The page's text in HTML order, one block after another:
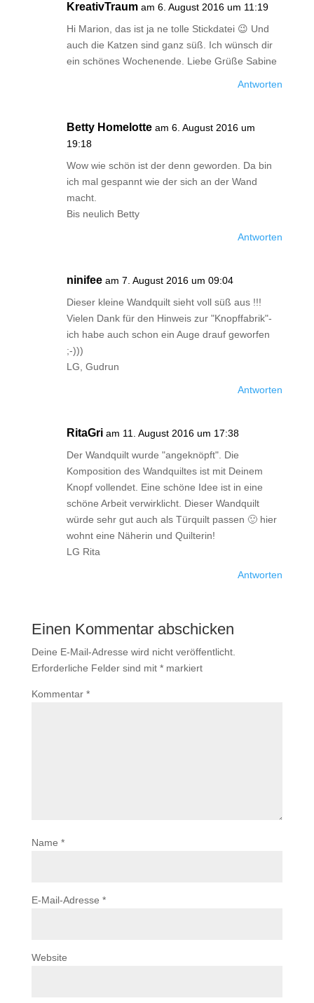
KreativTraum am 6. August 2016 um 11:19
Hi Marion, das ist ja ne tolle Stickdatei 😉 Und
auch die Katzen sind ganz süß. Ich wünsch dir
ein schönes Wochenende. Liebe Grüße Sabine
Antworten
Betty Homelotte am 6. August 2016 um
19:18
Wow wie schön ist der denn geworden. Da bin
ich mal gespannt wie der sich an der Wand
macht.
Bis neulich Betty
Antworten
ninifee am 7. August 2016 um 09:04
Dieser kleine Wandquilt sieht voll süß aus !!!
Vielen Dank für den Hinweis zur "Knopffabrik"-
ich habe auch schon ein Auge drauf geworfen
;-)))
LG, Gudrun
Antworten
RitaGri am 11. August 2016 um 17:38
Der Wandquilt wurde "angeknöpft". Die
Komposition des Wandquiltes ist mit Deinem
Knopf vollendet. Eine schöne Idee ist in eine
schöne Arbeit verwirklicht. Dieser Wandquilt
würde sehr gut auch als Türquilt passen 🙂 hier
wohnt eine Näherin und Quilterin!
LG Rita
Antworten
Einen Kommentar abschicken
Deine E-Mail-Adresse wird nicht veröffentlicht.
Erforderliche Felder sind mit *markiert
Kommentar *
Name *
E-Mail-Adresse *
Website